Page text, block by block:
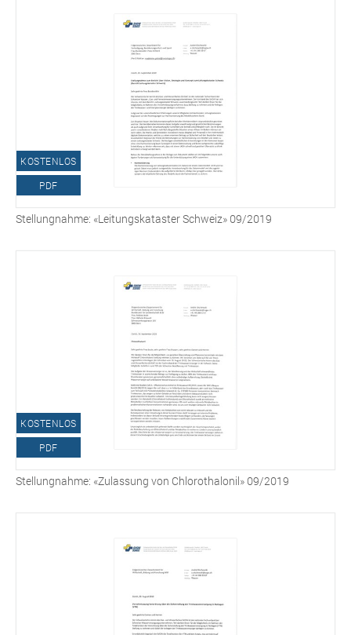
KOSTENLOS
PDF
Stellungnahme: «Leitungskataster Schweiz» 09/2019
KOSTENLOS
PDF
Stellungnahme: «Zulassung von Chlorothalonil» 09/2019